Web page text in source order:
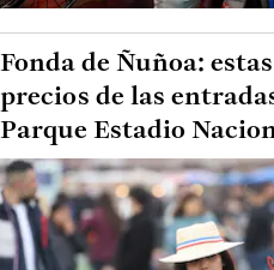
Fonda de Ñuñoa:
precios de las
Parque Estadio